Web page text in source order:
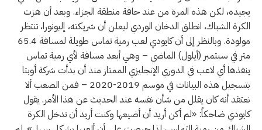
يجيده، لكن هذه المرة من عند حافة منطقة الجزاء. وبعد أن هزت
الكرة الشباك، انطلق الدخان الوردي ليعلن أن شريكته، إليونورا، تنتظر
مولودة. وبالنظر إلى أن كايودي لعب رمية تماس طويلة لمسافة 65.4
متر في سبتمبر (أيلول) الماضي – وهي أبعد مسافة لأي رمية تماس
ينفذها أي لاعب في الدوري الإنجليزي الممتاز منذ أن بدأت شركة أوبتا
بتسجيل هذه البيانات في موسم 2019-2020 – فمن الصعب ألا
نعتقد أنه كان يقلل من شأن نفسه عند الحديث عن هذا الأمر. يقول
كايودي ضاحكاً: «لم أكن أريد أن أضيعها وكنت أريد أن تدخل الكرة